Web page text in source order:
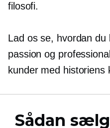
filosofi.
Lad os se, hvordan du
passion og
kunder med historiens
Sådan